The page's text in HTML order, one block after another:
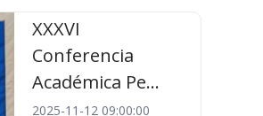
XXXVI
Conferencia
Académica Pe...
2025-11-12 09:00:00